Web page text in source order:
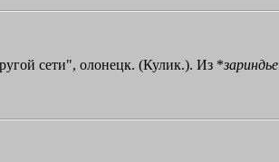
сети", олонецк. (Кулик.). Из *зариндье